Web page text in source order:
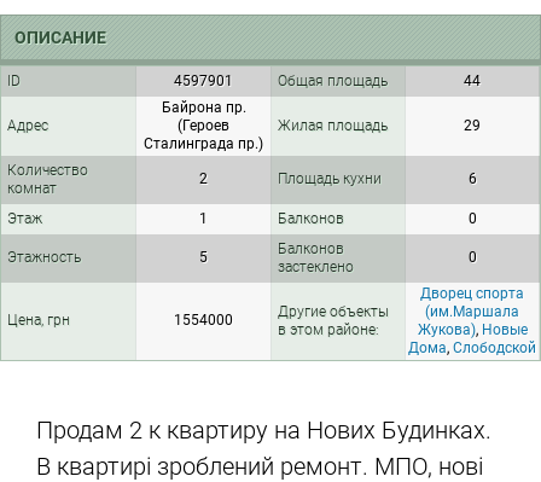
ОПИСАНИЕ
ID 4597901 Общая площадь 44
Адрес
Байрона пр.
(Героев
Сталинграда пр.)
Жилая площадь 29
Количество
комнат
2 Площадь кухни 6
Этаж 1 Балконов 0
Этажность 5
Балконов
застеклено
0
Цена, грн 1554000
Другие объекты
в этом районе:
Дворец спорта
(им.Маршала
Жукова), Новые
Дома, Слободской
Продам 2 к квартиру на Нових Будинках.
В квартирі зроблений ремонт. МПО, нові